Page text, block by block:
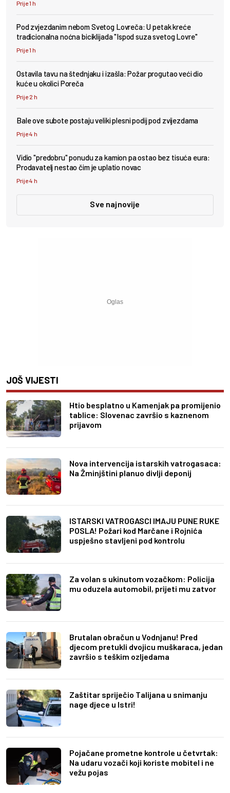
Prije 1 h
Pod zvjezdanim nebom Svetog Lovreča: U petak kreće
tradicionalna noćna biciklijada "Ispod suza svetog Lovre"
Prije 1 h
Ostavila tavu na štednjaku i izašla: Požar progutao veći dio
kuće u okolici Poreča
Prije 2 h
Bale ove subote postaju veliki plesni podij pod zvijezdama
Prije 4 h
Vidio "predobru" ponudu za kamion pa ostao bez tisuća eura:
Prodavatelj nestao čim je uplatio novac
Prije 4 h
Sve najnovije
JOŠ VIJESTI
Htio besplatno u Kamenjak pa promijenio
tablice: Slovenac završio s kaznenom
prijavom
Nova intervencija istarskih vatrogasaca:
Na Žminjštini planuo divlji deponij
ISTARSKI VATROGASCI IMAJU PUNE RUKE
POSLA! Požari kod Marčane i Rojnića
uspješno stavljeni pod kontrolu
Za volan s ukinutom vozačkom: Policija
mu oduzela automobil, prijeti mu zatvor
Brutalan obračun u Vodnjanu! Pred
djecom pretukli dvojicu muškaraca, jedan
završio s teškim ozljedama
Zaštitar spriječio Talijana u snimanju
nage djece u Istri!
Pojačane prometne kontrole u četvrtak:
Na udaru vozači koji koriste mobitel i ne
vežu pojas